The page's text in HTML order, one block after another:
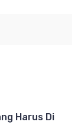
Harus Di